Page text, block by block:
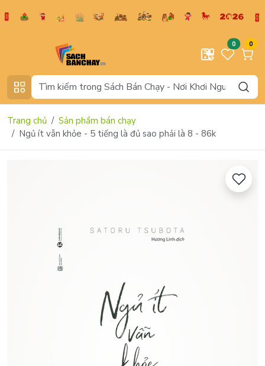
0 0
Trang chủ
Sản phẩm bán chạy
Ngủ ít vẫn khỏe - 5 tiếng là đủ sao phải là 8 - 86k